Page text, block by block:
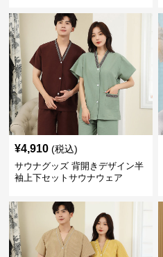
¥4,910 (税込)
サウナグッズ 背開きデザイン半
袖上下セットサウナウェア